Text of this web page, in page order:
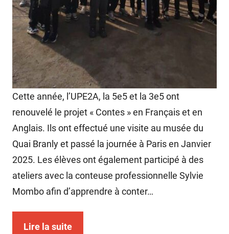
Cette année, l’UPE2A, la 5e5 et la 3e5 ont
renouvelé le projet « Contes » en Français et en
Anglais. Ils ont effectué une visite au musée du
Quai Branly et passé la journée à Paris en Janvier
2025. ​Les élèves ont également participé à des
ateliers avec la conteuse professionnelle Sylvie
Mombo afin d’apprendre à conter…
Lire la suite